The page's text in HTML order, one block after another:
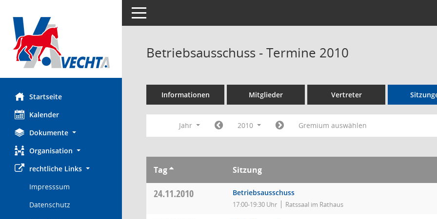
Startseite
Kalender
Dokumente
Organisation
rechtliche Links
Impresssum
Datenschutz
Toggle navigation
Betriebsausschuss - Termine 2010
Informationen Mitglieder Vertreter
Jahr 2010 Gremium auswählen
Tag Sitzung
24.11.2010 Betriebsausschuss
17:00-19:30 Uhr Ratssaal im Rathaus